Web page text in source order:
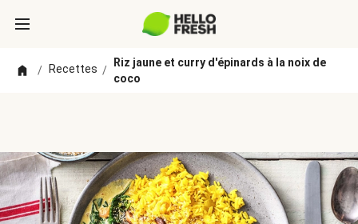
/ Recettes /
Riz jaune et curry d'épinards à la noix de
coco